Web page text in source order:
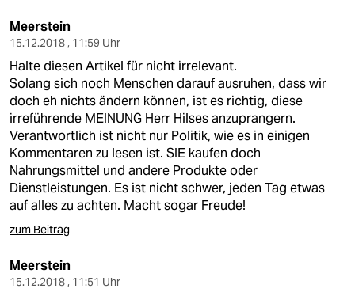
Meerstein
15.12.2018 , 11:59 Uhr
Halte diesen Artikel für nicht irrelevant.
Solang sich noch Menschen darauf ausruhen, dass wir
doch eh nichts ändern können, ist es richtig, diese
irreführende MEINUNG Herr Hilses anzuprangern.
Verantwortlich ist nicht nur Politik, wie es in einigen
Kommentaren zu lesen ist. SIE kaufen doch
Nahrungsmittel und andere Produkte oder
Dienstleistungen. Es ist nicht schwer, jeden Tag etwas
auf alles zu achten. Macht sogar Freude!
zum Beitrag
Meerstein
15.12.2018 , 11:51 Uhr